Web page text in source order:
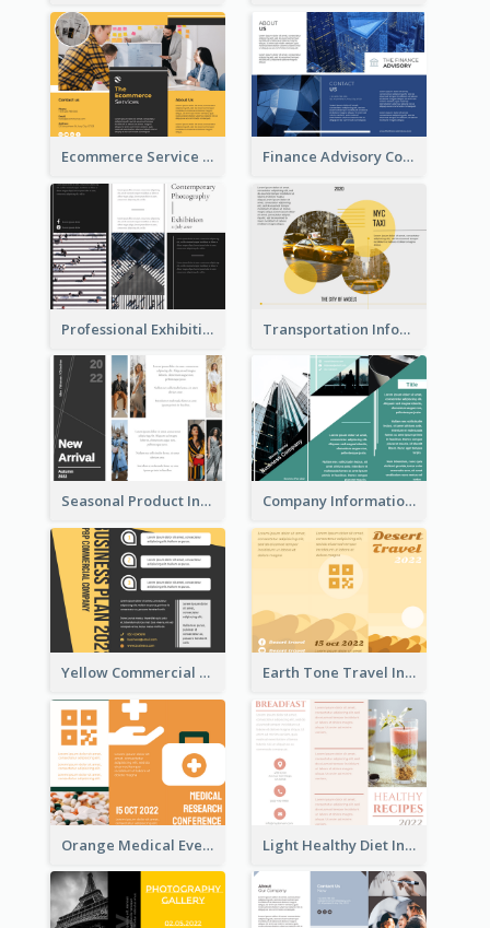
Ecommerce Service Brochure Finance Advisory Company Brochure
Professional Exhibition Event Tri Fold Brochure Transportation Information Tri Fold Brochure
Seasonal Product Informational Tri Fold Brochure Company Informational Tri Fold Brochure
Yellow Commercial Event Program Tri Fold Brochure Earth Tone Travel Informational Tri Fold Brochure
Orange Medical Event Program Tri Fold Brochure Light Healthy Diet Informational Tri Fold Brochure